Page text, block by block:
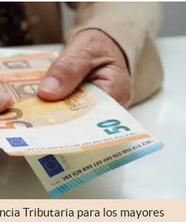
Tributaria para los mayores